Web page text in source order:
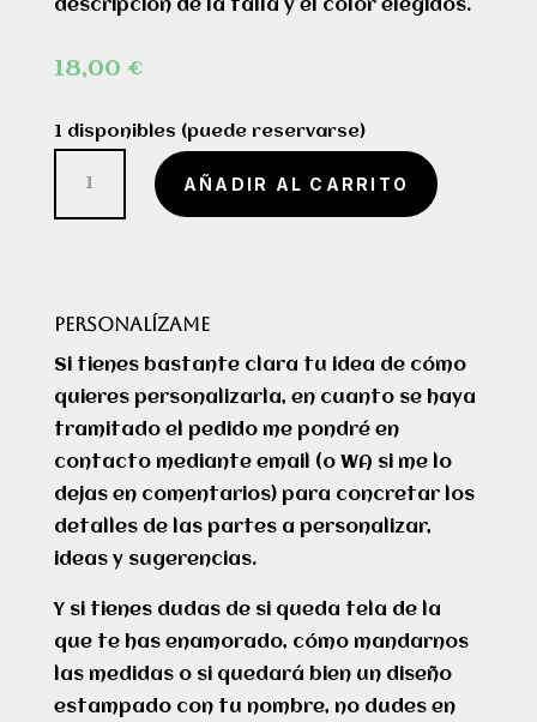
descripción de la talla y el color elegidos.
18,00 €
1 disponibles (puede reservarse)
AÑADIR AL CARRITO
PERSONALÍZAME
Si tienes bastante clara tu idea de cómo
quieres personalizarla, en cuanto se haya
tramitado el pedido me pondré en
contacto mediante email (o WA si me lo
dejas en comentarios) para concretar los
detalles de las partes a personalizar,
ideas y sugerencias.
Y si tienes dudas de si queda tela de la
que te has enamorado, cómo mandarnos
las medidas o si quedará bien un diseño
estampado con tu nombre, no dudes en